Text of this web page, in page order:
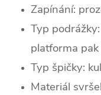
Zapínání:
Typ podrážky:
platforma
Typ špičky: k
Materiál